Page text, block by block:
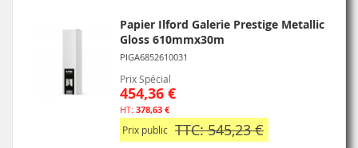
Papier Ilford Galerie Prestige Metallic
Gloss 610mmx30m
PIGA6852610031
Prix Spécial
454,36 €
378,63 €
Prix public TTC: 545,23 €